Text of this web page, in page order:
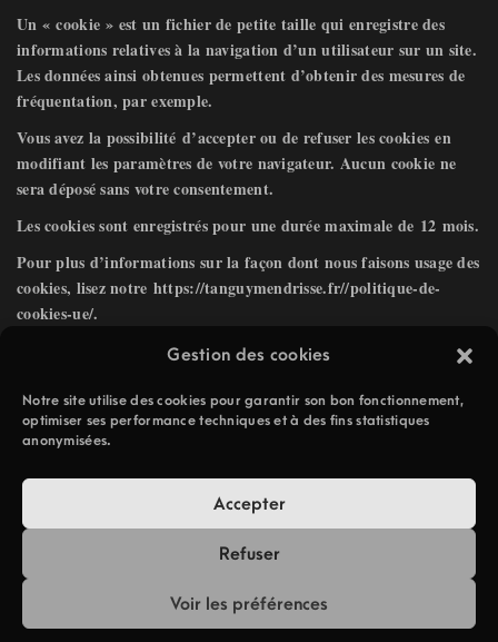
Gestion des cookies
Notre site utilise des cookies pour garantir son bon fonctionnement,
optimiser ses performance techniques et à des fins statistiques
anonymisées.
Accepter
Refuser
Voir les préférences
Un « cookie » est un fichier de petite taille qui enregistre des
informations relatives à la navigation d’un utilisateur sur un site.
Les données ainsi obtenues permettent d’obtenir des mesures de
fréquentation, par exemple.
Vous avez la possibilité d’accepter ou de refuser les cookies en
modifiant les paramètres de votre navigateur. Aucun cookie ne
sera déposé sans votre consentement.
Les cookies sont enregistrés pour une durée maximale de 12 mois.
Pour plus d’informations sur la façon dont nous faisons usage des
cookies, lisez notre https://tanguymendrisse.fr//politique-de-
cookies-ue/.
6 – Droit applicable et
attribution de juridiction.
Tout litige en relation avec l’utilisation du
https://tanguymendrisse.fr/est soumis au droit français. En
dehors des cas où la loi ne le permet pas, il est fait attribution
exclusive de juridiction aux tribunaux compétents de
© 2026 Tanguy Mendrisse - Politique de confidentialité -